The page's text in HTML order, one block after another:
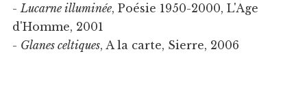
- Lucarne illuminée, Poésie 1950-2000, L'Age
d'Homme, 2001
- Glanes celtiques, A la carte, Sierre, 2006